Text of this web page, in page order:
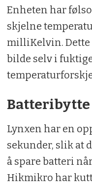
Enheten har
skjelne
milliKelvin.
bilde selv i
Batteribytte
Lynxen har en
sekunder, slik at
å spare batteri
Hikmikro har